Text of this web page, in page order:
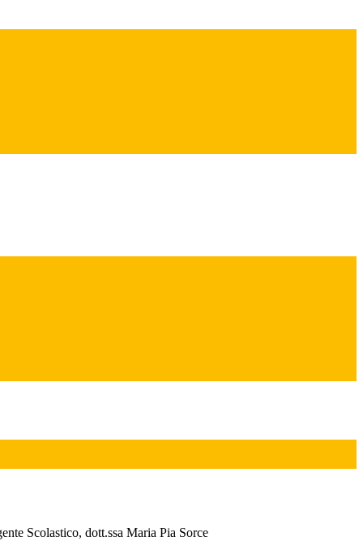
Scolastico, dott.ssa Maria Pia Sorce